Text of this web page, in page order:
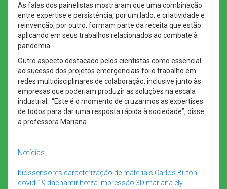
As falas dos painelistas mostraram que uma combinação
entre expertise e persistência, por um lado, e criatividade e
reinvenção, por outro, formam parte da receita que estão
aplicando em seus trabalhos relacionados ao combate à
pandemia.
Outro aspecto destacado pelos cientistas como essencial
ao sucesso dos projetos emergenciais foi o trabalho em
redes multidisciplinares de colaboração, inclusive junto às
empresas que poderiam produzir as soluções na escala
industrial. “Este é o momento de cruzarmos as expertises
de todos para dar uma resposta rápida à sociedade”, disse
a professora Mariana.
Notícias
biossensores caracterização de materiais Carlos Bufon
covid-19 dachamir hotza impressão 3D mariana ely